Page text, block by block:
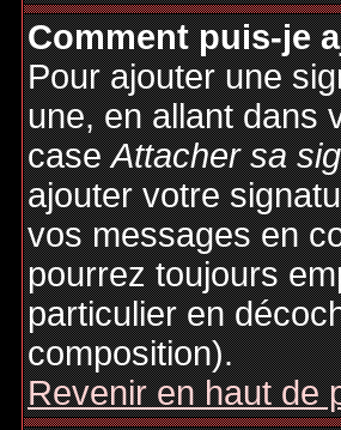
Comment puis-je
Pour ajouter une
une, en allant dans
caseAttacher sa
ajouter votre
vos messages en
pourrez toujours
particulier en
composition).
Revenir en haut de